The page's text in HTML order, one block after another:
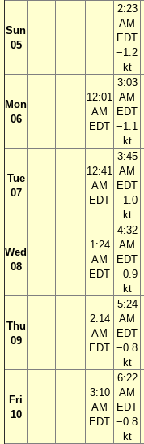
Sun
05
2:23
AM
EDT
−1.2
kt
Mon
06
12:01
AM
EDT
3:03
AM
EDT
−1.1
kt
Tue
07
12:41
AM
EDT
3:45
AM
EDT
−1.0
kt
Wed
08
1:24
AM
EDT
4:32
AM
EDT
−0.9
kt
Thu
09
2:14
AM
EDT
5:24
AM
EDT
−0.8
kt
Fri
10
3:10
AM
EDT
6:22
AM
EDT
−0.8
kt